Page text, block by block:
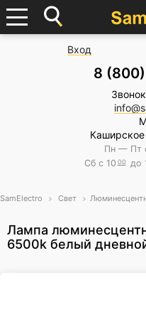
Вход
8
Пн — Пт
Сб с 10 00 до
SamElectro Свет
Лампа
6500k белый